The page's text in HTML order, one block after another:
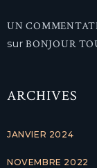
UN
sur BONJOUR
ARCHIVES
JANVIER 2024
NOVEMBRE 2022